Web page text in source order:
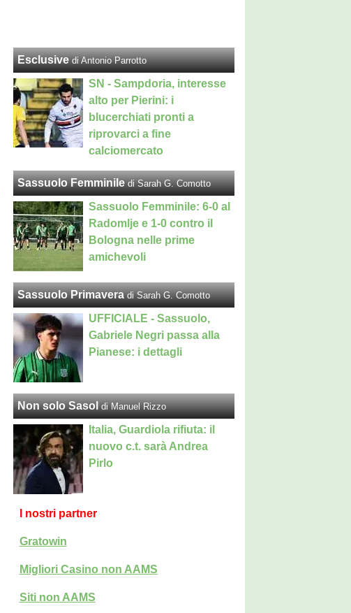
Esclusive di Antonio Parrotto
SN - Sampdoria, interesse
alto per Pierini: i
blucerchiati pronti a
riprovarci a fine
calciomercato
Sassuolo Femminile di Sarah G. Comotto
Sassuolo Femminile: 6-0 al
Radomlje e 1-0 contro il
Bologna nelle prime
amichevoli
Sassuolo Primavera di Sarah G. Comotto
UFFICIALE - Sassuolo,
Gabriele Negri passa alla
Pianese: i dettagli
Non solo Sasol di Manuel Rizzo
Italia, Guardiola rifiuta: il
nuovo c.t. sarà Andrea
Pirlo
I nostri partner
Gratowin
Migliori Casino non AAMS
Siti non AAMS